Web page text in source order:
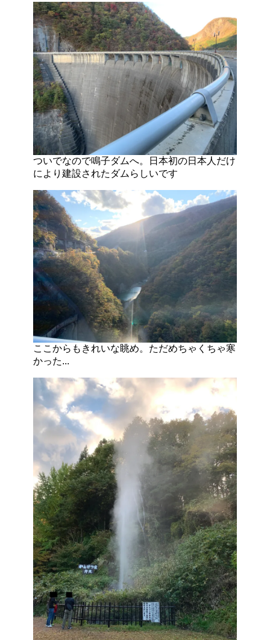
ついでなので鳴子ダムへ。日本初の日本人だけ
により建設されたダムらしいです
ここからもきれいな眺め。ただめちゃくちゃ寒
かった...